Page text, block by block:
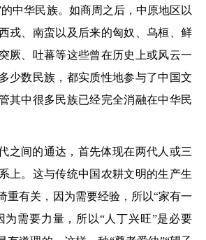
中华民族。如商周之后，中原地区以
戎、南蛮以及后来的匈奴、乌桓、鲜
厥、吐蕃等这些曾在历史上或风云一
少数民族，都实质性地参与了中国文
其中很多民族已经完全消融在中华民
之间的通达，首先体现在两代人或三
上。这与传统中国农耕文明的生产生
重有关，因为需要经验，所以“家有一
为需要力量，所以“人丁兴旺”是必要